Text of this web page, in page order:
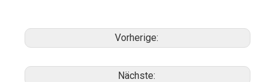
Vorherige:
Nächste: